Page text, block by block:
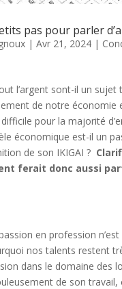
pas pour parler
| Avr 21, 2024|
l’argent sont-il un sujet
de notre économie
pour la majorité
économique est-il un
de son IKIGAI ?
ferait donc aussi
en profession
nos talents restent
dans le domaine des
de son